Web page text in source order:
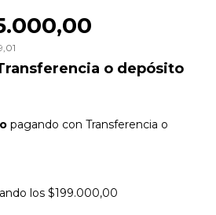
o depósito
pagando con Transferencia o
los $199.000,00